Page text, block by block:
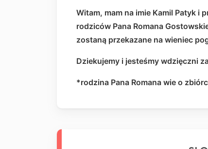
Witam, mam na imie Kamil Patyk i
rodziców Pana Romana
zostaną przekazane na wieniec
Dziekujemy i jesteśmy wdzięczni
*rodzina Pana Romana wie o